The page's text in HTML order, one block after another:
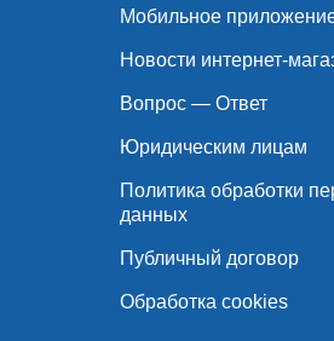
Мобильное
Новости интернет-
Вопрос — Ответ
Юридическим лицам
Политика обработки
данных
Публичный договор
Обработка cookies